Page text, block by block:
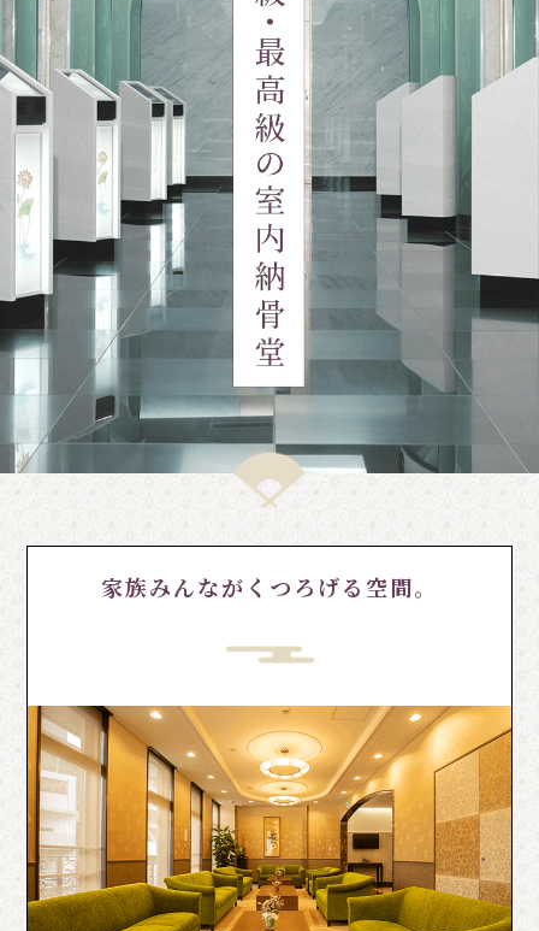
家族みんながくつろげる空間。